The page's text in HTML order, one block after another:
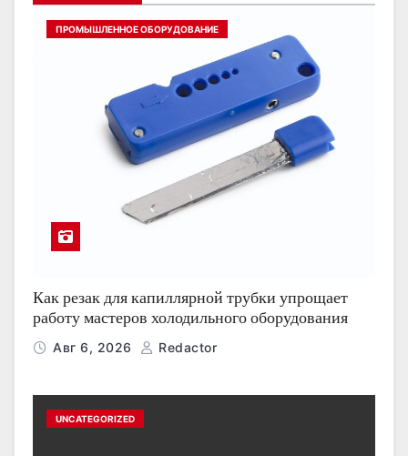
ПРОМЫШЛЕННОЕ ОБОРУДОВАНИЕ
Как резак для капиллярной трубки упрощает
работу мастеров холодильного оборудования
Авг 6, 2026 Redactor
UNCATEGORIZED